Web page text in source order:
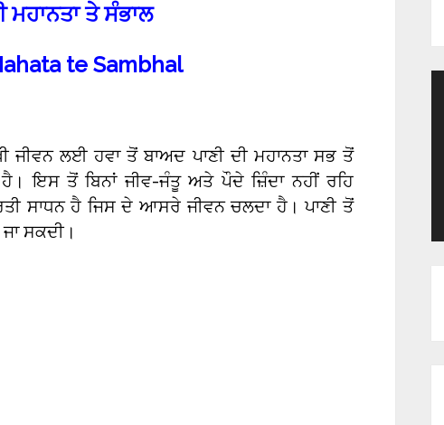
ਮਹਾਨਤਾ ਤੇ ਸੰਭਾਲ
te Sambhal
ਜੀਵਨ ਲਈ ਹਵਾ ਤੋਂ ਬਾਅਦ ਪਾਣੀ ਦੀ ਮਹਾਨਤਾ ਸਭ ਤੋਂ
ਇਸ ਤੋਂ ਬਿਨਾਂ ਜੀਵ-ਜੰਤੂ ਅਤੇ ਪੌਦੇ ਜ਼ਿੰਦਾ ਨਹੀਂ ਰਹਿ
ਸਾਧਨ ਹੈ ਜਿਸ ਦੇ ਆਸਰੇ ਜੀਵਨ ਚਲਦਾ ਹੈ। ਪਾਣੀ ਤੋਂ
ਜਾ ਸਕਦੀ।